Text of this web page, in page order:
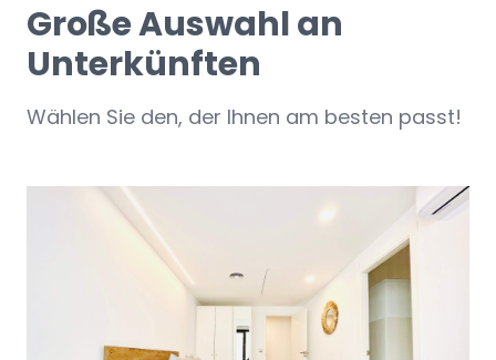
Große Auswahl an
Unterkünften
Wählen Sie den, der Ihnen am besten passt!